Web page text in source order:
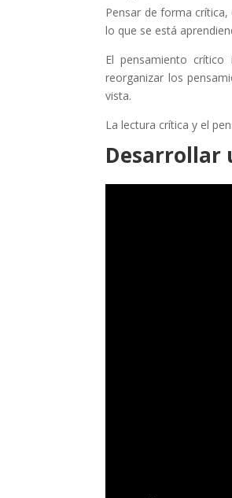
Pensar de forma
lo que se está
El pensamiento
reorganizar los
vista.
La lectura crítica y el
Desarrollar